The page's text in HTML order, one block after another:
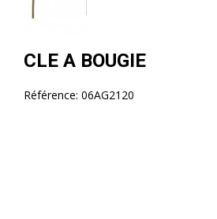
CLE A BOUGIE
Référence: 06AG2120